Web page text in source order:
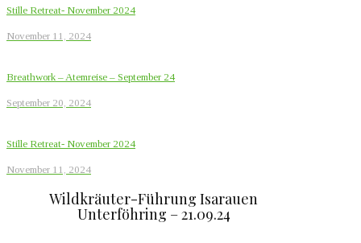
Stille Retreat- November 2024
November 11, 2024
Breathwork – Atemreise – September 24
September 20, 2024
Stille Retreat- November 2024
November 11, 2024
Wildkräuter-Führung Isarauen
Unterföhring – 21.09.24